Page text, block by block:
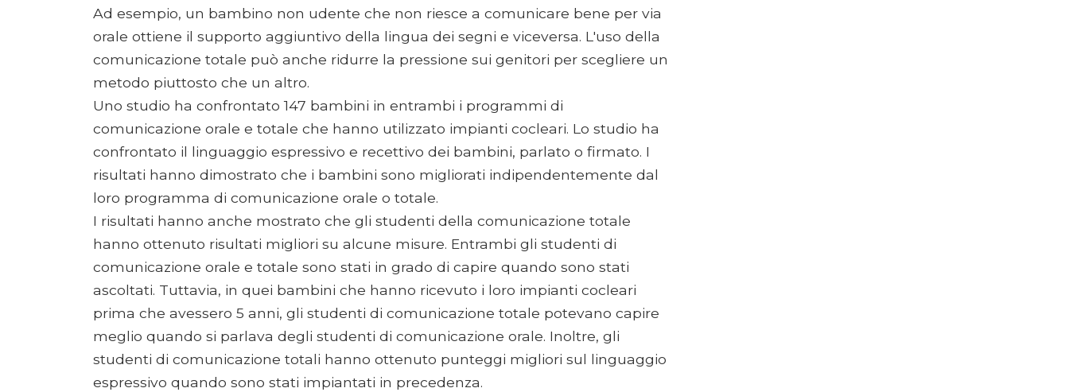
Ad esempio, un bambino non udente che non riesce a comunicare bene per via
orale ottiene il supporto aggiuntivo della lingua dei segni e viceversa. L'uso della
comunicazione totale può anche ridurre la pressione sui genitori per scegliere un
metodo piuttosto che un altro.
Uno studio ha confrontato 147 bambini in entrambi i programmi di
comunicazione orale e totale che hanno utilizzato impianti cocleari. Lo studio ha
confrontato il linguaggio espressivo e recettivo dei bambini, parlato o firmato. I
risultati hanno dimostrato che i bambini sono migliorati indipendentemente dal
loro programma di comunicazione orale o totale.
I risultati hanno anche mostrato che gli studenti della comunicazione totale
hanno ottenuto risultati migliori su alcune misure. Entrambi gli studenti di
comunicazione orale e totale sono stati in grado di capire quando sono stati
ascoltati. Tuttavia, in quei bambini che hanno ricevuto i loro impianti cocleari
prima che avessero 5 anni, gli studenti di comunicazione totale potevano capire
meglio quando si parlava degli studenti di comunicazione orale. Inoltre, gli
studenti di comunicazione totali hanno ottenuto punteggi migliori sul linguaggio
espressivo quando sono stati impiantati in precedenza.